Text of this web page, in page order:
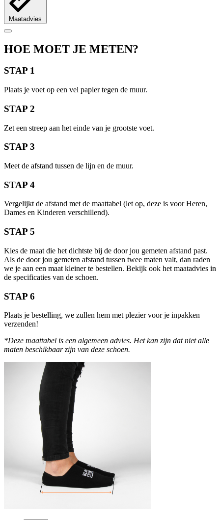
Maatadvies
HOE MOET JE METEN?
STAP 1
Plaats je voet op een vel papier tegen de muur.
STAP 2
Zet een streep aan het einde van je grootste voet.
STAP 3
Meet de afstand tussen de lijn en de muur.
STAP 4
Vergelijkt de afstand met de maattabel (let op, deze is voor Heren,
Dames en Kinderen verschillend).
STAP 5
Kies de maat die het dichtste bij de door jou gemeten afstand past.
Als de door jou gemeten afstand tussen twee maten valt, dan raden
we je aan een maat kleiner te bestellen. Bekijk ook het maatadvies in
de specificaties van de schoen.
STAP 6
Plaats je bestelling, we zullen hem met plezier voor je inpakken
verzenden!
*Deze maattabel is een algemeen advies. Het kan zijn dat niet alle
maten beschikbaar zijn van deze schoen.